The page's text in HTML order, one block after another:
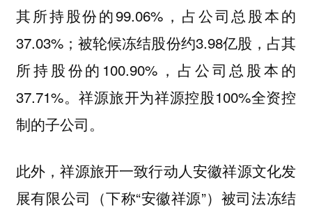
其所持股份的99.06%，占公司总股本的
37.03%；被轮候冻结股份约3.98亿股，占其
所持股份的100.90%，占公司总股本的
37.71%。祥源旅开为祥源控股100%全资控
制的子公司。
此外，祥源旅开一致行动人安徽祥源文化发
展有限公司（下称“安徽祥源”）被司法冻结